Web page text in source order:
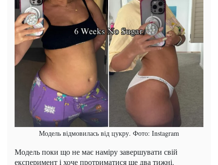
Модель відмовилась від цукру. Фото: Instagram
Модель поки що не має наміру завершувати свій
експеримент і хоче протриматися ще два тижні.